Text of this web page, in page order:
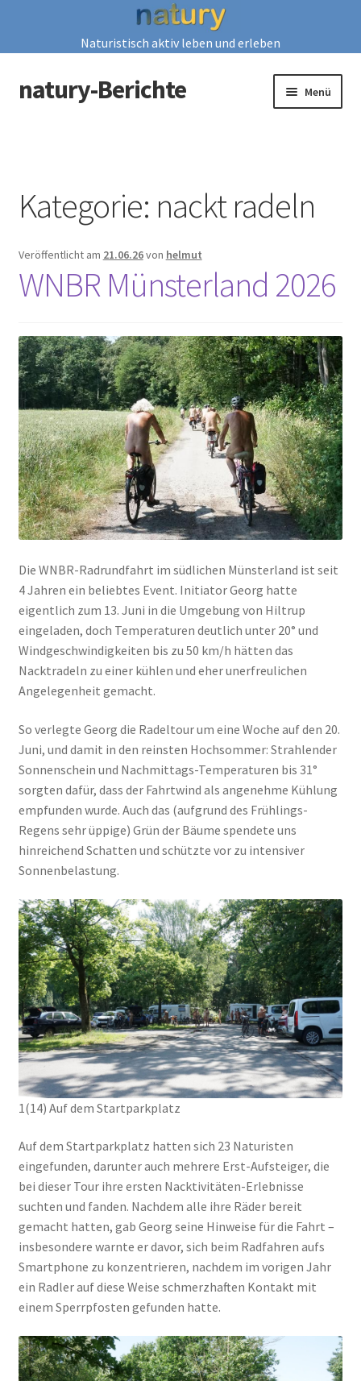
Naturistisch aktiv leben und erleben
Zur
Navigation
Zum
Inhalt
natury-Berichte Menü
2024
2025
2026
History
Login
NL · Nackt in der Kunsthalle Rotterdam
Suche
Kategorie: nackt radeln
Veröffentlicht am 21.06.26von helmut
WNBR Münsterland 2026
Die WNBR-Radrundfahrt im südlichen Münsterland ist seit
4 Jahren ein beliebtes Event. Initiator Georg hatte
eigentlich zum 13. Juni in die Umgebung von Hiltrup
eingeladen, doch Temperaturen deutlich unter 20° und
Windgeschwindigkeiten bis zu 50 km/h hätten das
Nacktradeln zu einer kühlen und eher unerfreulichen
Angelegenheit gemacht.
So verlegte Georg die Radeltour um eine Woche auf den 20.
Juni, und damit in den reinsten Hochsommer: Strahlender
Sonnenschein und Nachmittags-Temperaturen bis 31°
sorgten dafür, dass der Fahrtwind als angenehme Kühlung
empfunden wurde. Auch das (aufgrund des Frühlings-
Regens sehr üppige) Grün der Bäume spendete uns
hinreichend Schatten und schützte vor zu intensiver
Sonnenbelastung.
1(14) Auf dem Startparkplatz
Auf dem Startparkplatz hatten sich 23 Naturisten
eingefunden, darunter auch mehrere Erst-Aufsteiger, die
bei dieser Tour ihre ersten Nacktivitäten-Erlebnisse
suchten und fanden. Nachdem alle ihre Räder bereit
gemacht hatten, gab Georg seine Hinweise für die Fahrt –
insbesondere warnte er davor, sich beim Radfahren aufs
Smartphone zu konzentrieren, nachdem im vorigen Jahr
ein Radler auf diese Weise schmerzhaften Kontakt mit
einem Sperrpfosten gefunden hatte.